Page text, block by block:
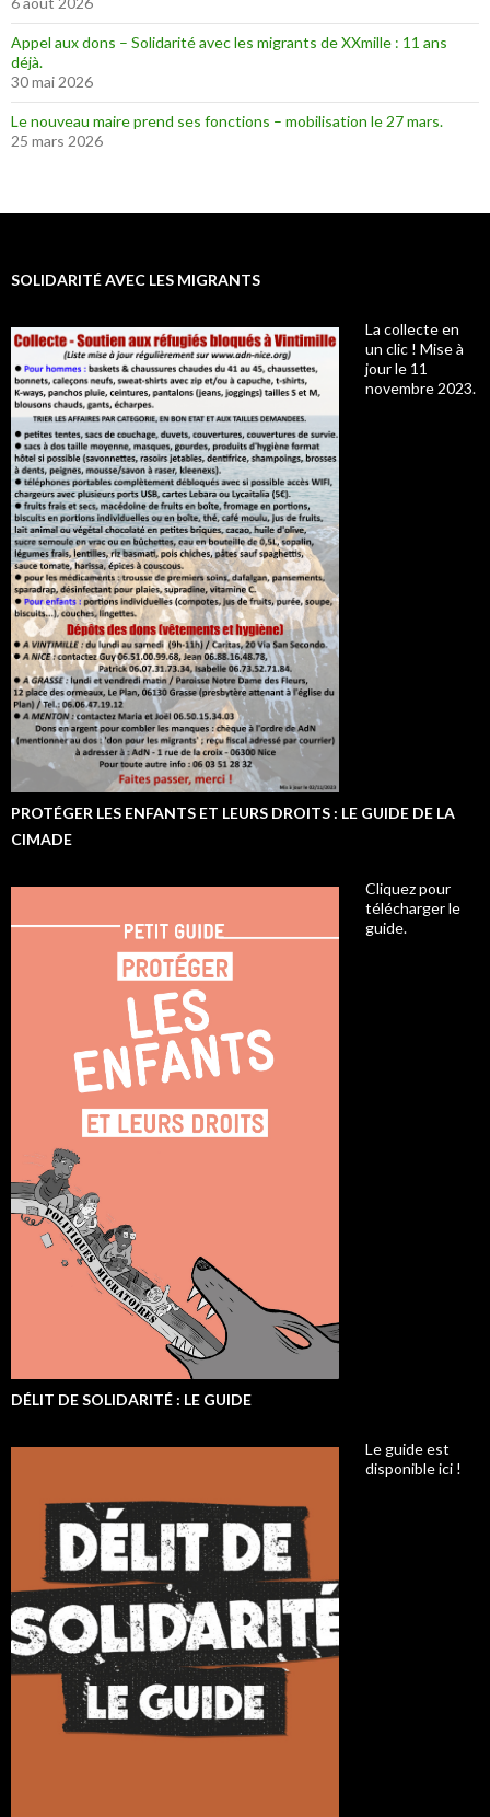
Appel aux dons – Solidarité avec les migrants de XXmille : 11 ans
déjà.
30 mai 2026
Le nouveau maire prend ses fonctions – mobilisation le 27 mars.
25 mars 2026
SOLIDARITÉ AVEC LES MIGRANTS
La collecte en
un clic ! Mise à
jour le 11
novembre 2023.
PROTÉGER LES ENFANTS ET LEURS DROITS : LE GUIDE DE LA
CIMADE
Cliquez pour
télécharger le
guide.
DÉLIT DE SOLIDARITÉ : LE GUIDE
Le guide est
disponible ici !